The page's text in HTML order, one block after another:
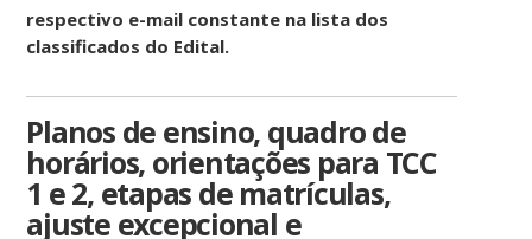
respectivo e-mail constante na lista dos
classificados do Edital.
Planos de ensino, quadro de
horários, orientações para TCC
1 e 2, etapas de matrículas,
ajuste excepcional e